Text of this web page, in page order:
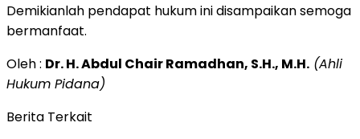
Demikianlah pendapat hukum ini disampaikan semoga
bermanfaat.
Oleh : Dr. H. Abdul Chair Ramadhan, S.H., M.H. (Ahli
Hukum Pidana)
Berita Terkait